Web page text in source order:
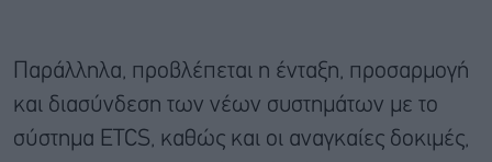
Παράλληλα, προβλέπεται η ένταξη, προσαρμογή
και διασύνδεση των νέων συστημάτων με το
σύστημα ETCS, καθώς και οι αναγκαίες δοκιμές,